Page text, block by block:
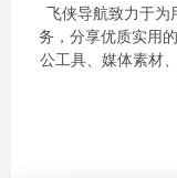
飞侠导航致力于为
务，分享优质实用
公工具、媒体素材